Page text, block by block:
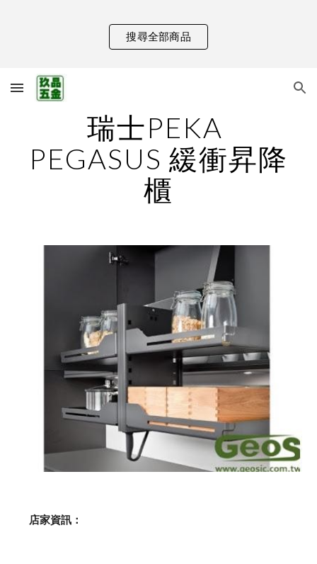
Skip to main content
搜尋全部商品
瑞士PEKA
PEGASUS 緩衝昇降
櫃
    店家資訊：